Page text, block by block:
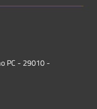
PC - 29010 -